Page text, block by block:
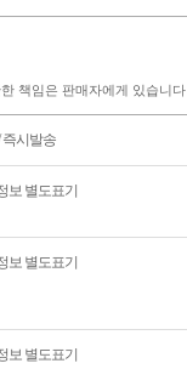
책임은 판매자에게 있습니다
즉시발송
보 별도표기
보 별도표기
보 별도표기